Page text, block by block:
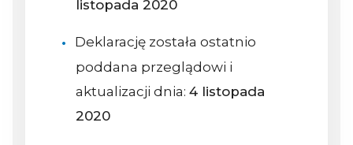
listopada 2020
Deklarację została ostatnio
poddana przeglądowi i
aktualizacji dnia: 4 listopada
2020